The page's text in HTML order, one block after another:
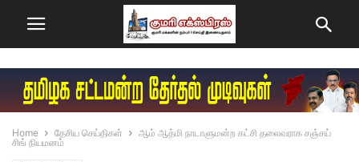
Home தேசிய செய்திகள்
ஆம் ஆத்மி நாடாளுமன்ற கட்சி தலைவராக சஞ்சய்
சிங் நியமனம்